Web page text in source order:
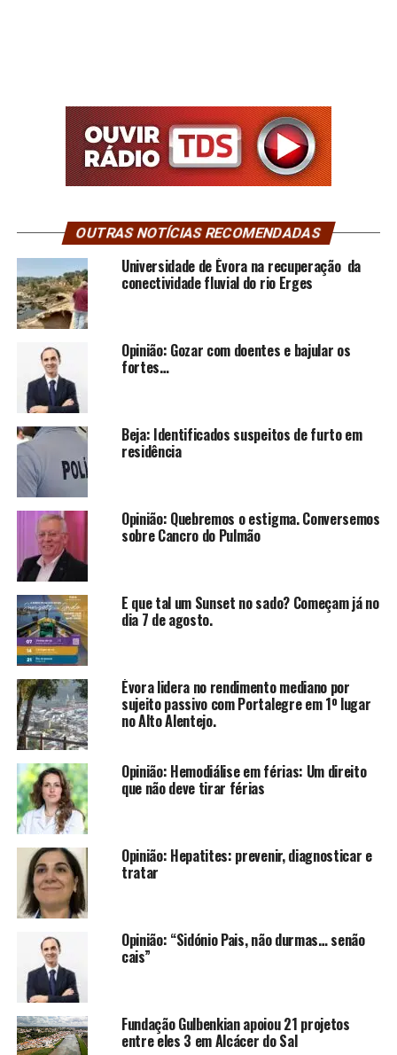
OUTRAS NOTÍCIAS RECOMENDADAS
Universidade de Évora na recuperação da
conectividade fluvial do rio Erges
Opinião: Gozar com doentes e bajular os
fortes…
Beja: Identificados suspeitos de furto em
residência
Opinião: Quebremos o estigma. Conversemos
sobre Cancro do Pulmão
E que tal um Sunset no sado? Começam já no
dia 7 de agosto.
Évora lidera no rendimento mediano por
sujeito passivo com Portalegre em 1º lugar
no Alto Alentejo.
Opinião: Hemodiálise em férias: Um direito
que não deve tirar férias
Opinião: Hepatites: prevenir, diagnosticar e
tratar
Opinião: “Sidónio Pais, não durmas… senão
cais”
Fundação Gulbenkian apoiou 21 projetos
entre eles 3 em Alcácer do Sal